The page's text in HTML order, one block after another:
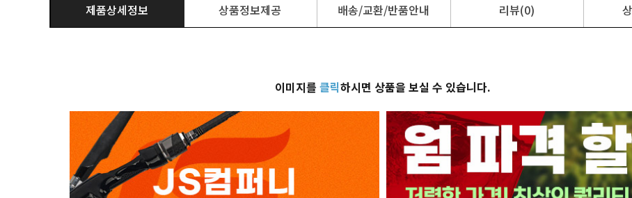
제품상세정보 상품정보제공 배송/교환/반품안내 리뷰(0)
이미지를 클릭하시면 상품을 보실 수 있습니다.